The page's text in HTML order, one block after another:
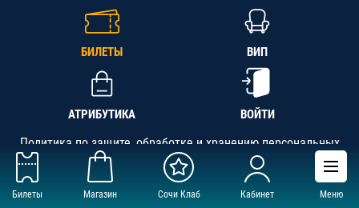
Билеты Магазин Сочи Клаб Кабинет Меню
БИЛЕТЫ ВИП
АТРИБУТИКА ВОЙТИ
Политика по защите, обработке и хранению персональных
данных
АНО «СК «Кубань-Регион», ОГРН 1142300002349,